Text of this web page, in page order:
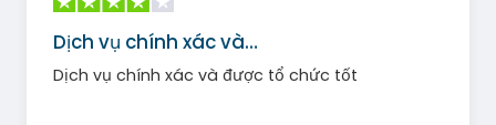
Dịch vụ chính xác và…
Dịch vụ chính xác và được tổ chức tốt